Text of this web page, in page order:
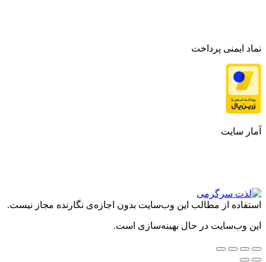
نماد ایمنی پرداخت
آمار سایت
استفاده از مطالب این وب‌سایت بدون اجازه‌ی نگارنده مجاز نیست.
این وب‌سایت در حال بهینه‌سازی است.
Go
to